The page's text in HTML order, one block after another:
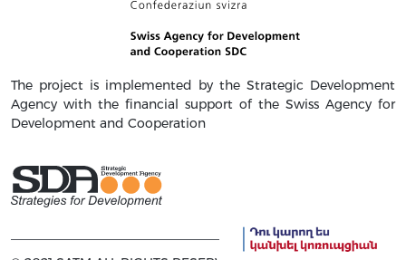
The project is implemented by the Strategic Development
Agency with the financial support of the Swiss Agency for
Development and Cooperation